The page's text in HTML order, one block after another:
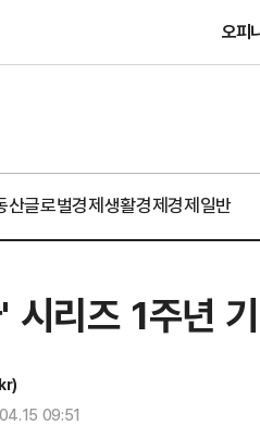
오피
산글로벌경제생활경제경제일반
시리즈 1주년
09:51